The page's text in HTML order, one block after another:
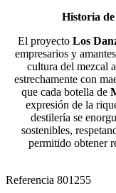
Historia
El proyecto Los
empresarios y
cultura del mezcal
estrechamente con
que cada botella de
expresión de la
destilería se
sostenibles,
permitido obtener
Referencia 801255